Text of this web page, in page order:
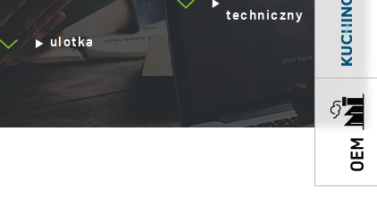
techniczny
ulotka